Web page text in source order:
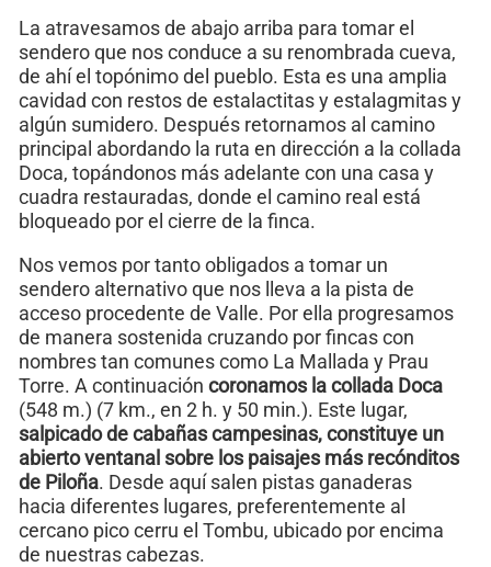
La atravesamos de abajo arriba para tomar el
sendero que nos conduce a su renombrada cueva,
de ahí el topónimo del pueblo. Esta es una amplia
cavidad con restos de estalactitas y estalagmitas y
algún sumidero. Después retornamos al camino
principal abordando la ruta en dirección a la collada
Doca, topándonos más adelante con una casa y
cuadra restauradas, donde el camino real está
bloqueado por el cierre de la finca.
Nos vemos por tanto obligados a tomar un
sendero alternativo que nos lleva a la pista de
acceso procedente de Valle. Por ella progresamos
de manera sostenida cruzando por fincas con
nombres tan comunes como La Mallada y Prau
Torre. A continuación coronamos la collada Doca
(548 m.) (7 km., en 2 h. y 50 min.). Este lugar,
salpicado de cabañas campesinas, constituye un
abierto ventanal sobre los paisajes más recónditos
de Piloña. Desde aquí salen pistas ganaderas
hacia diferentes lugares, preferentemente al
cercano pico cerru el Tombu, ubicado por encima
de nuestras cabezas.